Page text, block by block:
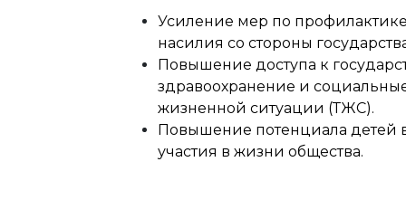
Усиление мер по
насилия со стороны
Повышение доступа к
здравоохранение и
жизненной ситуации (ТЖС).
Повышение потенциала детей
участия в жизни общества.